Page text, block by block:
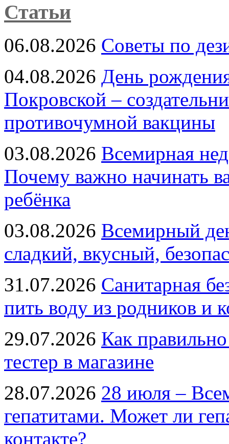
Статьи
06.08.2026 Советы по
04.08.2026 День
Покровской –
противочумной вакцины
03.08.2026 Всемирная
Почему важно начинать
ребёнка
03.08.2026 Всемирный
сладкий, вкусный,
31.07.2026 Санитарная
пить воду из родников и
29.07.2026 Как
тестер в магазине
28.07.2026 28 июля –
гепатитами. Может ли
контакте?